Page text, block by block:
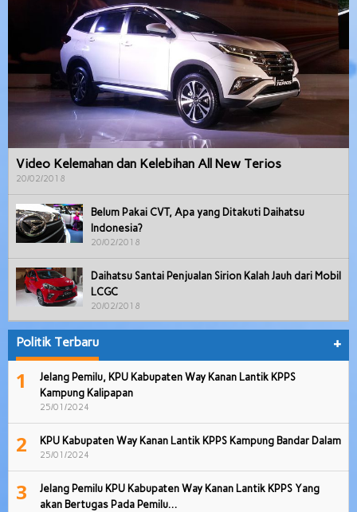
Video Kelemahan dan Kelebihan All New Terios
20/02/2018
Belum Pakai CVT, Apa yang Ditakuti Daihatsu
Indonesia?
20/02/2018
Daihatsu Santai Penjualan Sirion Kalah Jauh dari Mobil
LCGC
20/02/2018
Politik Terbaru +
1
Jelang Pemilu, KPU Kabupaten Way Kanan Lantik KPPS
Kampung Kalipapan
25/01/2024
2 KPU Kabupaten Way Kanan Lantik KPPS Kampung Bandar Dalam
25/01/2024
3
Jelang Pemilu KPU Kabupaten Way Kanan Lantik KPPS Yang
akan Bertugas Pada Pemilu…